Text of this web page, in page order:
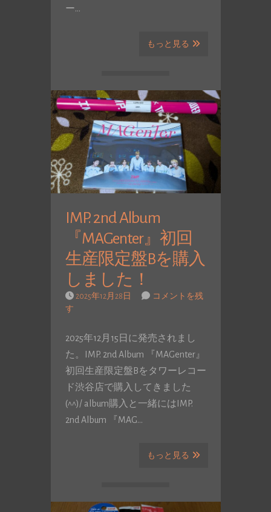
ー…
もっと見る
IMP. 2nd Album
『MAGenter』初回
生産限定盤Bを購入
しました！
2025年12月28日
コメントを残
す
2025年12月15日に発売されまし
た。IMP. 2nd Album 『MAGenter』
初回生産限定盤Bをタワーレコー
ド渋谷店で購入してきました
(^^)/ album購入と一緒にはIMP.
2nd Album 『MAG…
もっと見る